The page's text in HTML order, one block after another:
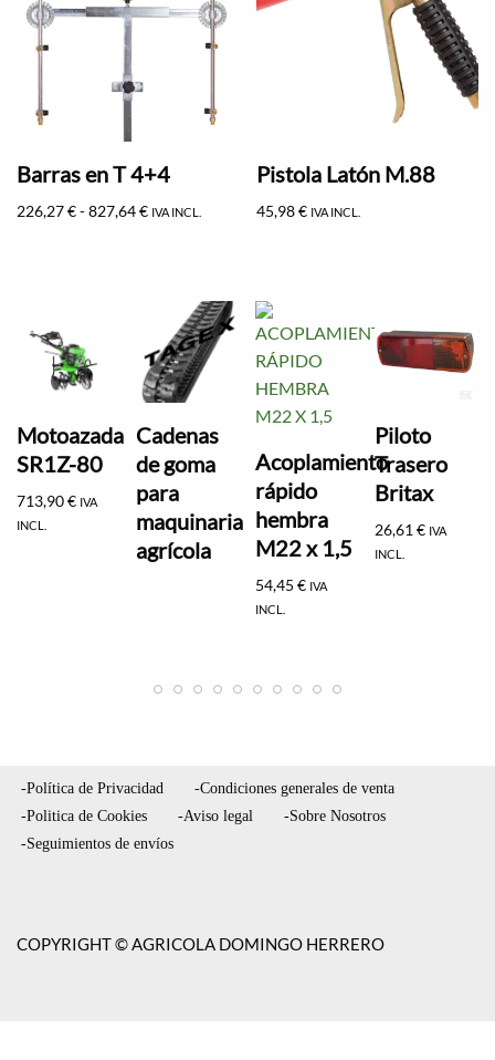
Barras en T 4+4
226,27€-827,64€ IVA INCL.
Pistola Latón M.88
45,98€ IVA INCL.
Motoazada
SR1Z-80
713,90€ IVA
INCL.
Cadenas
de goma
para
maquinaria
agrícola
Acoplamiento
rápido
hembra
M22 x 1,5
54,45€ IVA
INCL.
Piloto
Trasero
Britax
26,61€ IVA
INCL.
-Política de Privacidad
-Condiciones generales de venta
-Politica de Cookies
-Aviso legal
-Sobre Nosotros
-Seguimientos de envíos
COPYRIGHT © AGRICOLA DOMINGO HERRERO